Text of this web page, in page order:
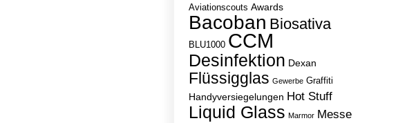
Aviationscouts Awards
Bacoban Biosativa
BLU1000 CCM
Desinfektion Dexan
Flüssigglas Gewerbe Graffiti
Handyversiegelungen Hot Stuff
Liquid Glass Marmor Messe